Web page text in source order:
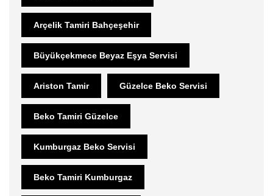
Arçelik Tamiri Bahçeşehir
Büyükçekmece Beyaz Eşya Servisi
Ariston Tamir Güzelce Beko Servisi
Beko Tamiri Güzelce
Kumburgaz Beko Servisi
Beko Tamiri Kumburgaz